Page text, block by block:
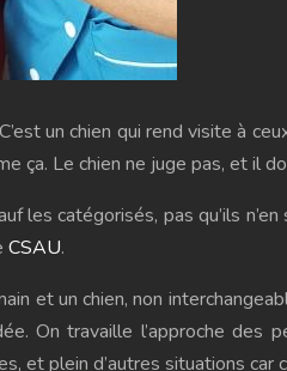
un chien qui rend visite à
ça. Le chien ne juge pas, et il
les catégorisés, pas qu’ils
CSAU.
et un chien, non
On travaille l’approche des
et plein d’autres situations